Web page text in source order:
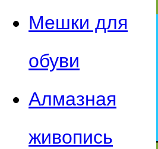
Мешки для
обуви
Алмазная
живопись